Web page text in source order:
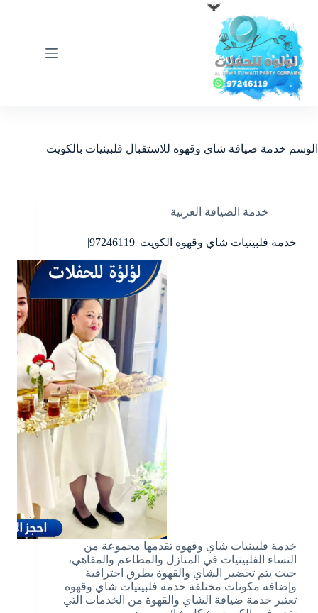
المحتوى
الوسم خدمة ضيافة شاي وقهوه للاستقبال فلبينيات بالكويت
خدمة الضيافة العربية
خدمة فلبينيات شاي وقهوه الكويت |97246119|
خدمة فلبينيات شاي وقهوه تقدمها مجموعة من
النساء الفلبينيات في المنازل والمطاعم والمقاهي،
حيث يتم تحضير الشاي والقهوة بطرق احترافية
وإضافة مكونات مختلفة خدمة فلبينيات شاي وقهوه
تعتبر خدمة ضيافة الشاي والقهوة من الخدمات التي